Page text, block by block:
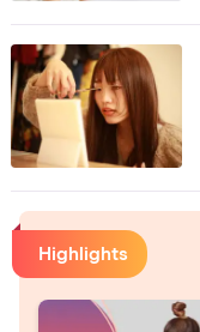
Highlights